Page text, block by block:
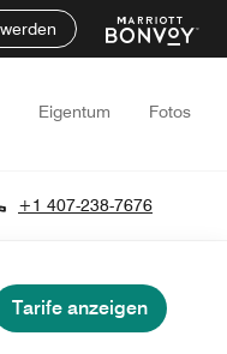
Eigentum Fotos
+1 407-238-7676
Tarife anzeigen